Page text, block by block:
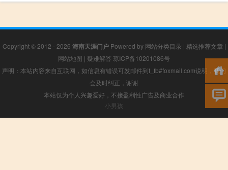
Copyright © 2012 - 2026 海南天涯门户Powered by 网站分类目录 | 精选推荐文章 |
网站地图 | 疑难解答 琼ICP备10201086号
声明：本站内容来自互联网，如信息有错误可发邮件到f_fb#foxmail.com说明，我们
会及时纠正，谢谢
本站仅为个人兴趣爱好，不接盈利性广告及商业合作
小男孩